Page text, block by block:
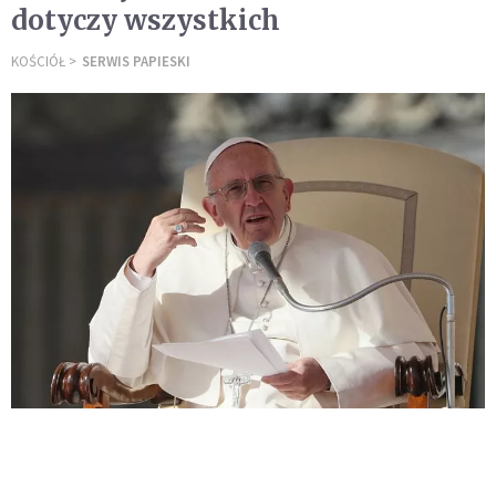
dotyczy wszystkich
KOŚCIÓŁ SERWIS PAPIESKI